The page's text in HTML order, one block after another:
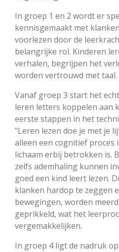
In groep 1 en 2 wordt er
kennisgemaakt met
voorlezen door de
belangrijke rol. Kinderen
verhalen, begrijpen het
worden vertrouwd met taal.
Vanaf groep 3 start het
leren letters koppelen aan
eerste stappen in het
"Leren lezen doe je met je
alleen een cognitief proces
lichaam erbij betrokken is.
zelfs ademhaling kunnen
goed een kind leert lezen.
klanken hardop te zeggen
bewegingen, worden
geprikkeld, wat het
vergemakkelijken.
In groep 4 ligt de nadruk